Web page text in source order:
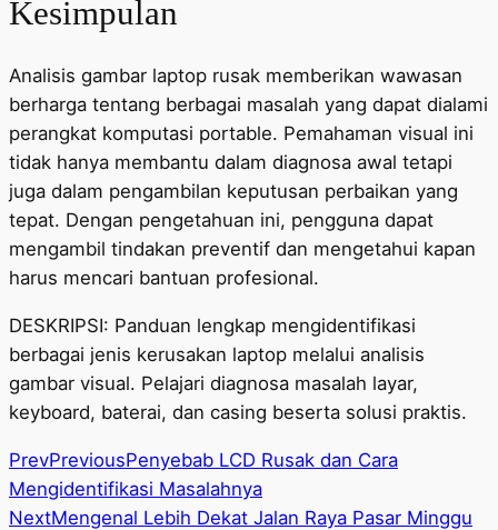
Kesimpulan
Analisis gambar laptop rusak memberikan wawasan
berharga tentang berbagai masalah yang dapat dialami
perangkat komputasi portable. Pemahaman visual ini
tidak hanya membantu dalam diagnosa awal tetapi
juga dalam pengambilan keputusan perbaikan yang
tepat. Dengan pengetahuan ini, pengguna dapat
mengambil tindakan preventif dan mengetahui kapan
harus mencari bantuan profesional.
DESKRIPSI: Panduan lengkap mengidentifikasi
berbagai jenis kerusakan laptop melalui analisis
gambar visual. Pelajari diagnosa masalah layar,
keyboard, baterai, dan casing beserta solusi praktis.
PrevPreviousPenyebab LCD Rusak dan Cara
Mengidentifikasi Masalahnya
NextMengenal Lebih Dekat Jalan Raya Pasar Minggu